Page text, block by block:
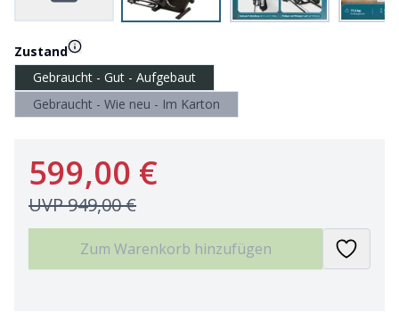
Zustand
Gebraucht - Gut - Aufgebaut
Gebraucht - Wie neu - Im Karton
599,00 €
UVP949,00 €
Zum Warenkorb hinzufügen